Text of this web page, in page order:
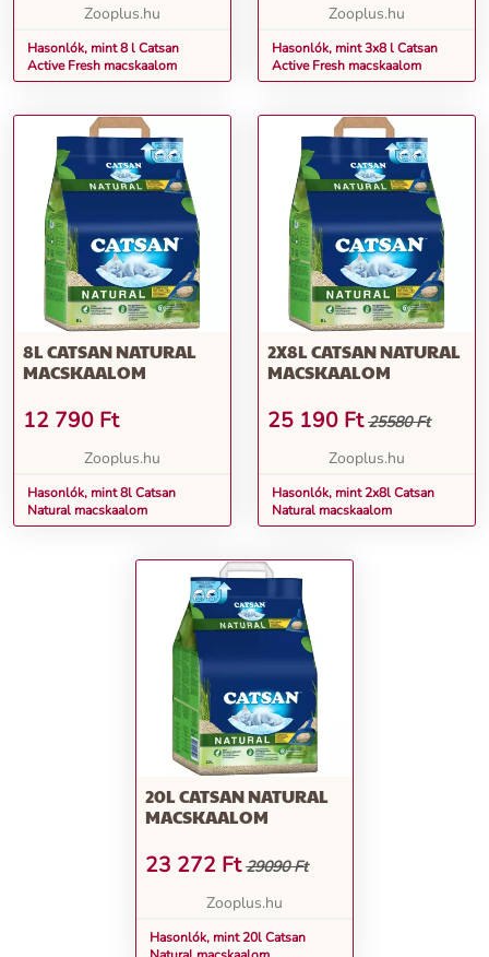
Zooplus.hu
Hasonlók, mint 8 l Catsan
Active Fresh macskaalom
Zooplus.hu
Hasonlók, mint 3x8 l Catsan
Active Fresh macskaalom
8L CATSAN NATURAL
MACSKAALOM
12 790 Ft
Zooplus.hu
Hasonlók, mint 8l Catsan
Natural macskaalom
2X8L CATSAN NATURAL
MACSKAALOM
25 190 Ft 25580 Ft
Zooplus.hu
Hasonlók, mint 2x8l Catsan
Natural macskaalom
20L CATSAN NATURAL
MACSKAALOM
23 272 Ft 29090 Ft
Zooplus.hu
Hasonlók, mint 20l Catsan